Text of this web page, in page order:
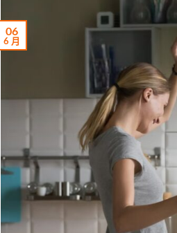
06
6 月